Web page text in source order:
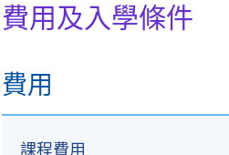
費用及入學條件
費用
課程費用